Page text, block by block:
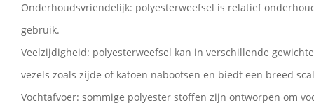
Onderhoudsvriendelijk: polyesterweefsel is relatief
gebruik.
Veelzijdigheid: polyesterweefsel kan in verschillende
vezels zoals zijde of katoen nabootsen en biedt een breed
Vochtafvoer: sommige polyester stoffen zijn ontworpen om